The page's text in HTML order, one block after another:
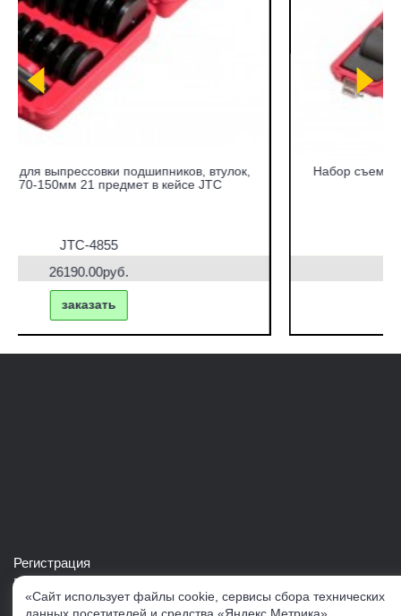
Набор съемников сайлентблоков под гидравлический
привод в кейсе JTC
Регистрация
Войти в свой аккаунт
Скачать каталог продукции VERTUL
«Сайт использует файлы cookie, сервисы сбора технических